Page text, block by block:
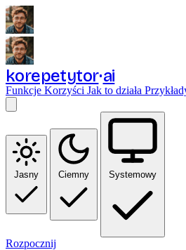
korepetytor ai
Funkcje Korzyści Jak to działa
Jasny Ciemny Systemowy
Rozpocznij